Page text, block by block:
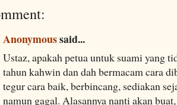
Anonymoussaid...
Ustaz, apakah petua untuk suami yang
tahun kahwin dan dah bermacam cara
tegur cara baik, berbincang, sediakan
namun gagal. Alasannya nanti akan